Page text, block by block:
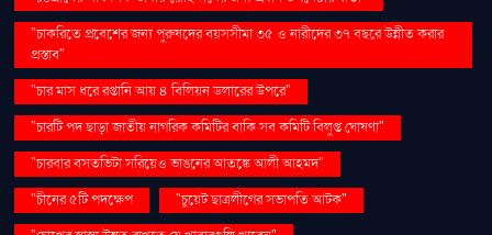
"চাকরিতে প্রবেশের জন্য পুরুষদের বয়সসীমা ৩৫ ও নারীদের ৩৭ বছরে উন্নীত করার
প্রস্তাব"
"চার মাস ধরে রপ্তানি আয় ৪ বিলিয়ন ডলারের উপরে"
"চারটি পদ ছাড়া জাতীয় নাগরিক কমিটির বাকি সব কমিটি বিলুপ্ত ঘোষণা"
"চারবার বসতভিটা সরিয়েও ভাঙনের আতঙ্কে আলী আহমদ"
"চীনের ৫টি পদক্ষেপ
"চুয়েট ছাত্রলীগের সভাপতি আটক"